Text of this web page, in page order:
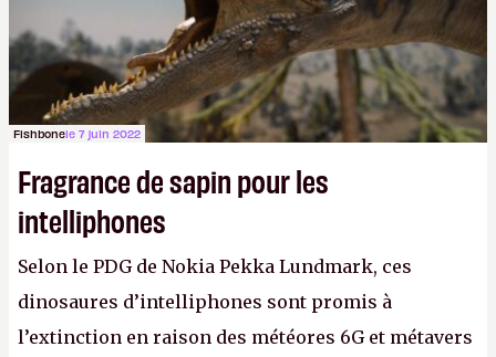
Fishbonele 7 juin 2022
Fragrance de sapin pour les
intelliphones
Selon le PDG de Nokia Pekka Lundmark, ces
dinosaures d’intelliphones sont promis à
l’extinction en raison des météores 6G et métavers